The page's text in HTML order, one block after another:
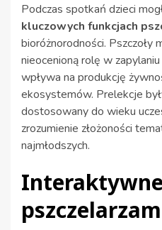
Podczas spotkań dzieci
kluczowych funkcjach
bioróżnorodności. Pszczoły
nieocenioną rolę w
wpływa na produkcję
ekosystemów. Prelekcje
dostosowany do wieku
zrozumienie złożoności
najmłodszych.